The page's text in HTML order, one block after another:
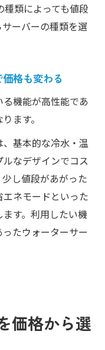
サーバーの価格
ーターサーバ
たウォーター
バー選びのため
ーターサーバー
ーターサーバー
ーバーのライフ
種類によっても値段
ーバーの種類を選
格も変わる
機能が高性能であ
ます。
基本的な冷水・温
なデザインでコス
し値段があがった
ネモードといった
す。利用したい機
たウォーターサー
価格から選